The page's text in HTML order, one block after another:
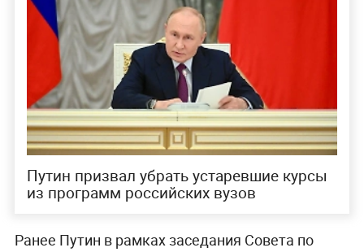
Путин призвал убрать устаревшие курсы
из программ российских вузов
Ранее Путин в рамках заседания Совета по